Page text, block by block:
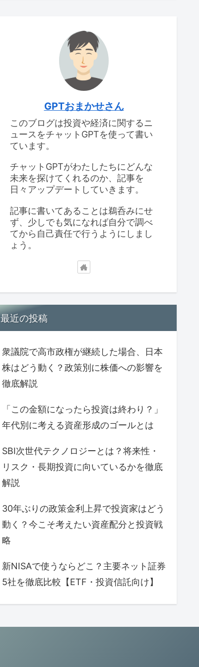
GPTおまかせさん
このブログは投資や経済に関するニ
ュースをチャットGPTを使って書い
ています。
チャットGPTがわたしたちにどんな
未来を探けてくれるのか、記事を
日々アップデートしていきます。
記事に書いてあることは鵜呑みにせ
ず、少しでも気になれば自分で調べ
てから自己責任で行うようにしまし
ょう。
最近の投稿
衆議院で高市政権が継続した場合、日本
株はどう動く？政策別に株価への影響を
徹底解説
「この金額になったら投資は終わり？」
年代別に考える資産形成のゴールとは
SBI次世代テクノロジーとは？将来性・
リスク・長期投資に向いているかを徹底
解説
30年ぶりの政策金利上昇で投資家はどう
動く？今こそ考えたい資産配分と投資戦
略
新NISAで使うならどこ？主要ネット証券
5社を徹底比較【ETF・投資信託向け】